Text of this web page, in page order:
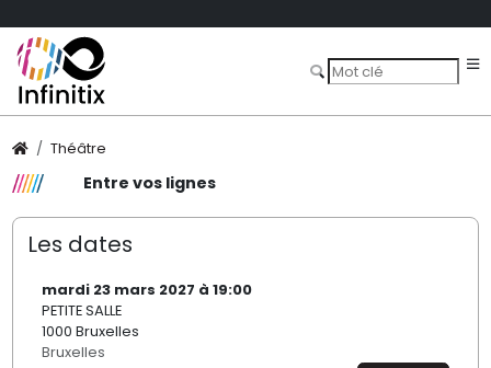
Théâtre
Entre vos lignes
Les dates
mardi 23 mars 2027 à 19:00
PETITE SALLE
1000 Bruxelles
Bruxelles